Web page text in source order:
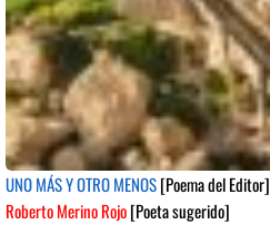
UNO MÁS Y OTRO MENOS[Poema del Editor]
Roberto Merino Rojo[Poeta sugerido]